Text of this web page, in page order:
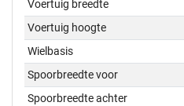
Voertuig breedte
Voertuig hoogte
Wielbasis
Spoorbreedte voor
Spoorbreedte achter